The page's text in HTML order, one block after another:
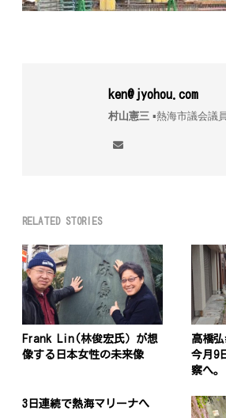
ken@jyohou.com
村山憲三▪︎熱海市議会
RELATED STORIES
Frank Lin(林俊宏氏）が想
像する日本女性の未来像
高橋弘
今月9
察へ。
3日連続で熱海マリーナへ